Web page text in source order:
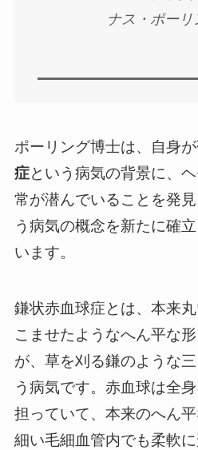
ナス・ポーリ
ポーリング博士は、自身
症という病気の背景に、
常が潜んでいることを発見
う病気の概念を新たに確
います。
鎌状赤血球症とは、本来
こませたようなへん平な
が、草を刈る鎌のような
う病気です。赤血球は全
担っていて、本来のへん平
細い毛細血管内でも柔軟